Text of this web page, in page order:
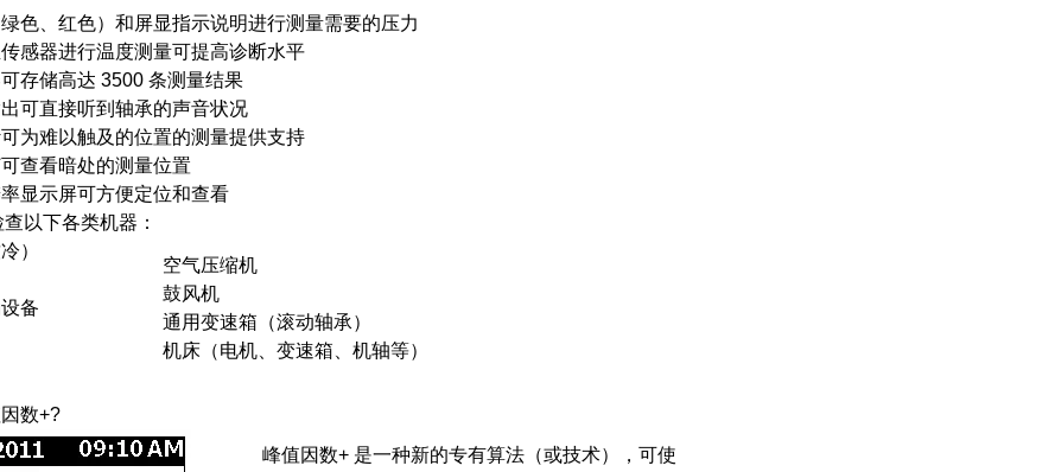
色、红色）和屏显指示说明进行测量需要的压力
感器进行温度测量可提高诊断水平
存储高达 3500 条测量结果
可直接听到轴承的声音状况
为难以触及的位置的测量提供支持
查看暗处的测量位置
显示屏可方便定位和查看
以下各类机器：
）
备
空气压缩机
鼓风机
通用变速箱（滚动轴承）
机床（电机、变速箱、机轴等）
数+?
峰值因数+ 是一种新的专有算法（或技术），可使